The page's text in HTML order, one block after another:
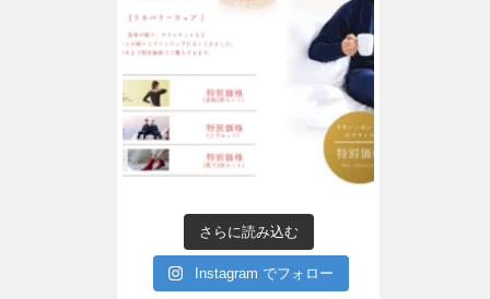
さらに読み込む
Instagram でフォロー